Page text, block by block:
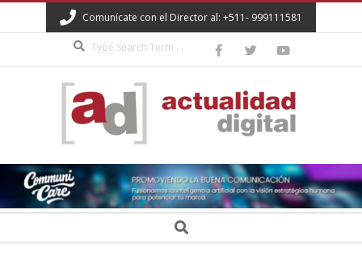
to
Comunícate con el Director al: +511- 999111581
ACTUALIDAD
DIGITAL Search